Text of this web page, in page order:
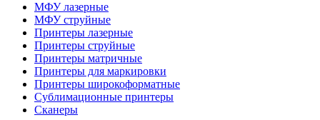
МФУ лазерные
МФУ струйные
Принтеры лазерные
Принтеры струйные
Принтеры матричные
Принтеры для маркировки
Принтеры широкоформатные
Сублимационные принтеры
Сканеры